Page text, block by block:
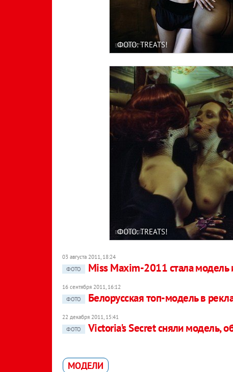
ФОТО: TREATS!
ФОТО: TREATS!
03 августа 2011, 18:24
ФОТО
Miss Maxim-2011 стала модель
16 сентября 2011, 16:12
ФОТО
Белорусская топ-модель в
22 декабря 2011, 15:41
ФОТО
Victoria's Secret сняли модель,
МОДЕЛИ